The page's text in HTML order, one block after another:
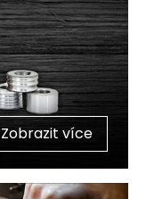
Zobrazit více